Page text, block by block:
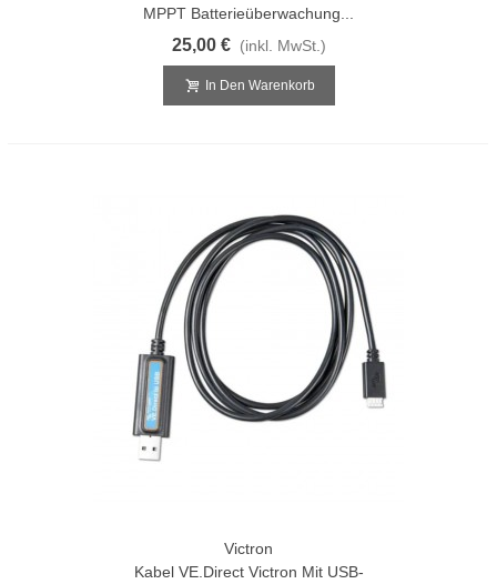
MPPT Batterieüberwachung...
25,00 € (inkl. MwSt.)
In Den Warenkorb
Victron
Kabel VE.Direct Victron Mit USB-